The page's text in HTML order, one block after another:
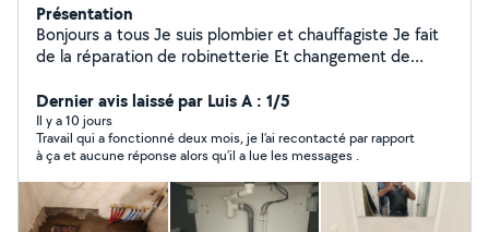
Présentation
Bonjours a tous Je suis plombier et chauffagiste Je fait
de la réparation de robinetterie Et changement de
Dernier avis laissé par Luis A : 1/5
Il y a 10 jours
Travail qui a fonctionné deux mois, je l’ai recontacté par rapport
à ça et aucune réponse alors qu’il a lue les messages .